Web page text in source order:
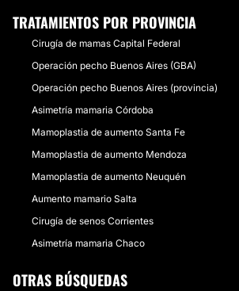
TRATAMIENTOS POR PROVINCIA
Cirugía de mamas Capital Federal
Operación pecho Buenos Aires (GBA)
Operación pecho Buenos Aires (provincia)
Asimetría mamaria Córdoba
Mamoplastia de aumento Santa Fe
Mamoplastia de aumento Mendoza
Mamoplastia de aumento Neuquén
Aumento mamario Salta
Cirugía de senos Corrientes
Asimetría mamaria Chaco
OTRAS BÚSQUEDAS